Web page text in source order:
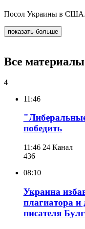
Посол Украины в США.
показать больше
Все
4
11:46
победить
11:46 24 Канал
436
08:10
Украина
плагиатора и
писателя